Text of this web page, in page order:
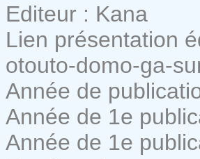
Editeur : Kana
Lien présentation
otouto-domo-ga-
Année de
Année de 1e
Année de 1e